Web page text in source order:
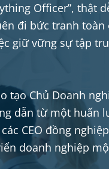
Officer”, thật
đi bức tranh
giữ vững sự tập
tạo Chủ Doanh
dẫn từ một huấn
CEO đồng
doanh nghiệp